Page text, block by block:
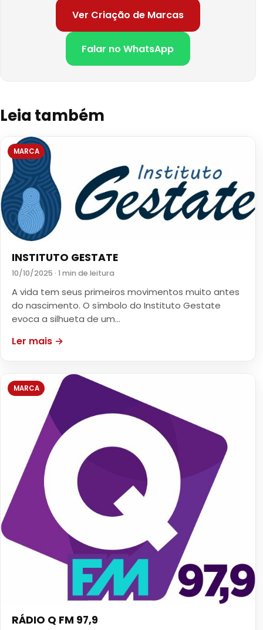
Ver Criação de Marcas
Falar no WhatsApp
Leia também
MARCA
INSTITUTO GESTATE
10/10/2025 · 1 min de leitura
A vida tem seus primeiros movimentos muito antes
do nascimento. O símbolo do Instituto Gestate
evoca a silhueta de um…
Ler mais →
MARCA
RÁDIO Q FM 97,9